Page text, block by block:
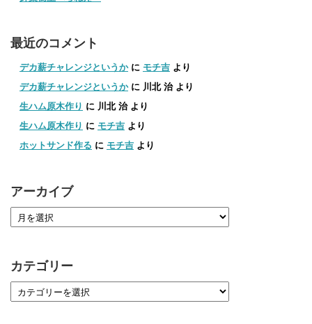
最近のコメント
デカ薪チャレンジというかに モチ吉 より
デカ薪チャレンジというかに 川北 治より
生ハム原木作り に 川北 治より
生ハム原木作り に モチ吉 より
ホットサンド作る に モチ吉 より
アーカイブ
カテゴリー